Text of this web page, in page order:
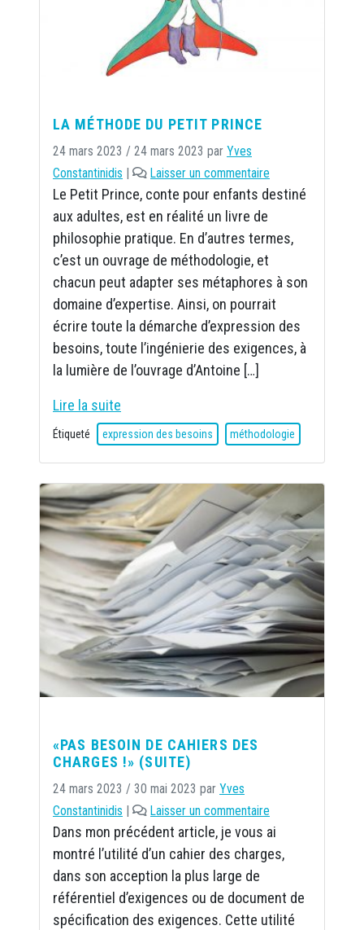
LA MÉTHODE DU PETIT PRINCE
24 mars 2023 / 24 mars 2023 par Yves
Constantinidis
Laisser un commentaire
Le Petit Prince, conte pour enfants destiné
aux adultes, est en réalité un livre de
philosophie pratique. En d’autres termes,
c’est un ouvrage de méthodologie, et
chacun peut adapter ses métaphores à son
domaine d’expertise. Ainsi, on pourrait
écrire toute la démarche d’expression des
besoins, toute l’ingénierie des exigences, à
la lumière de l’ouvrage d’Antoine […]
Lire la suite
Étiqueté expression des besoins méthodologie
«PAS BESOIN DE CAHIERS DES
CHARGES !» (SUITE)
24 mars 2023 / 30 mai 2023 par Yves
Constantinidis | Laisser un commentaire
Dans mon précédent article, je vous ai
montré l’utilité d’un cahier des charges,
dans son acception la plus large de
référentiel d’exigences ou de document de
spécification des exigences. Cette utilité